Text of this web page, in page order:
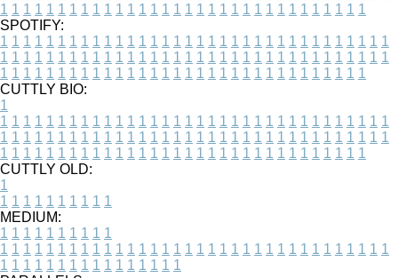
1 1 1 1 1 1 1 1 1 1 1 1 1 1 1 1 1 1 1 1 1 1 1 1 1 1 1 1 1 1 1 1
SPOTIFY:
1 1 1 1 1 1 1 1 1 1 1 1 1 1 1 1 1 1 1 1 1 1 1 1 1 1 1 1 1 1 1 1 1 1
1 1 1 1 1 1 1 1 1 1 1 1 1 1 1 1 1 1 1 1 1 1 1 1 1 1 1 1 1 1 1 1 1 1
1 1 1 1 1 1 1 1 1 1 1 1 1 1 1 1 1 1 1 1 1 1 1 1 1 1 1 1 1 1 1 1
CUTTLY BIO:
1
1 1 1 1 1 1 1 1 1 1 1 1 1 1 1 1 1 1 1 1 1 1 1 1 1 1 1 1 1 1 1 1 1 1
1 1 1 1 1 1 1 1 1 1 1 1 1 1 1 1 1 1 1 1 1 1 1 1 1 1 1 1 1 1 1 1 1 1
1 1 1 1 1 1 1 1 1 1 1 1 1 1 1 1 1 1 1 1 1 1 1 1 1 1 1 1 1 1 1 1
CUTTLY OLD:
1
1 1 1 1 1 1 1 1 1 1
MEDIUM:
1 1 1 1 1 1 1 1 1 1
1 1 1 1 1 1 1 1 1 1 1 1 1 1 1 1 1 1 1 1 1 1 1 1 1 1 1 1 1 1 1 1 1 1
1 1 1 1 1 1 1 1 1 1 1 1 1 1 1 1